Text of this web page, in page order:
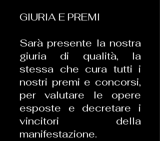
GIURIA E PREMI
Sarà presente la nostra
giuria di qualità, la
stessa che cura tutti i
nostri premi e concorsi,
per valutare le opere
esposte e decretare i
vincitori della
manifestazione.